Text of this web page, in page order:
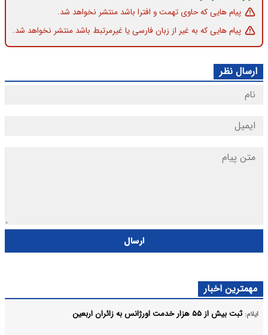
پیام هایی که حاوی تهمت و افترا باشد منتشر نخواهد شد.
پیام هایی که به غیر از زبان فارسی یا غیرمرتبط باشد منتشر نخواهد شد.
ارسال نظر
ارسال
مهمترین اخبار
ایلام: ثبت بیش از ۵۵ هزار خدمت اورژانس به زائران اربعین